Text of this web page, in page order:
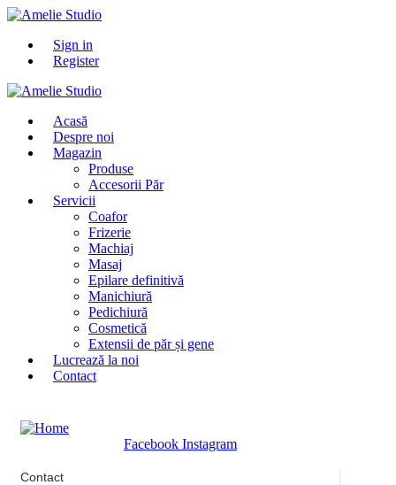
Sign in
Register
Acasă
Despre noi
Magazin
Produse
Accesorii Păr
Servicii
Coafor
Frizerie
Machiaj
Masaj
Epilare definitivă
Manichiură
Pedichiură
Cosmetică
Extensii de păr și gene
Lucrează la noi
Contact
Facebook Instagram
Contact